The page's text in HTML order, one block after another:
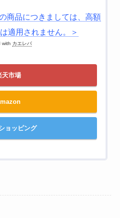
品につきましては、高額
適用されません。＞
with カエレバ
天市場
ョッピング